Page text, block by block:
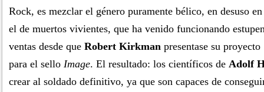
Rock, es mezclar el género puramente bélico, en desuso
el de muertos vivientes, que ha venido funcionando
ventas desde que Robert Kirkman presentase su proyecto
para el sello Image. El resultado: los científicos de Adolf
crear al soldado definitivo, ya que son capaces de